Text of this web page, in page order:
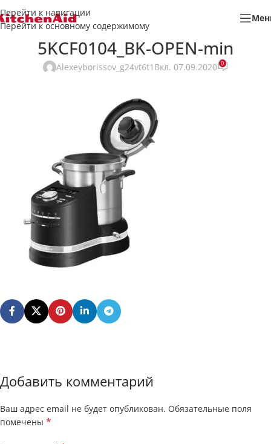
Перейти к навигации
Перейти к основному содержимому
5KCF0104_BK-OPEN-min
Alexeyborissov_g24vt6t1 Вкл. 07.09.2020 0
Добавить комментарий
Ваш адрес email не будет опубликован. Обязательные поля
помечены *